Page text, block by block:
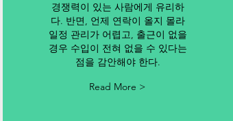
경쟁력이 있는 사람에게 유리하
다. 반면, 언제 연락이 올지 몰라
일정 관리가 어렵고, 출근이 없을
경우 수입이 전혀 없을 수 있다는
점을 감안해야 한다.
Read More >